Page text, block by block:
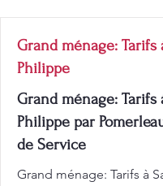
Grand ménage: Tarifs
Philippe
Grand ménage: Tarifs
Philippe par
de Service
Grand ménage: Tarifs à